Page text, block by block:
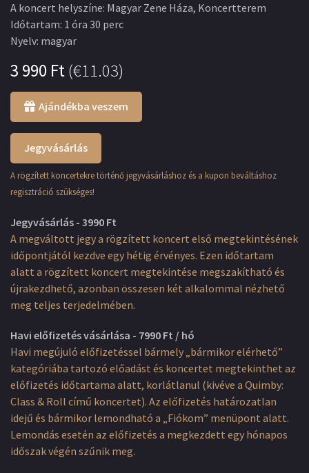
A koncert helyszíne: Magyar Zene Háza, Koncertterem
Időtartam: 1 óra 30 perc
Nyelv: magyar
3 990 Ft(€11.03)
Ajándékba veszem
Jegyvásárlás
A rögzített koncertekre történő jegyvásárláshoz és a kupon beváltáshoz
regisztráció szükséges!
Jegyvásárlás - 3990 Ft
A megváltott jegy a rögzített koncert első megtekintésének
időpontjától kezdve egy hétig érvényes. Ezen időtartam
alatt a rögzített koncert megtekintése megszakítható és
újrakezdhető, azonban összesen két alkalommal nézhető
meg teljes terjedelmében.
Havi előfizetés vásárlása - 7990 Ft / hó
Havi megújuló előfizetéssel bármely „bármikor elérhető”
kategóriába tartozó előadást és koncertet megtekinthet az
előfizetés időtartama alatt, korlátlanul (kivéve a Quimby:
Class & Roll című koncertet). Az előfizetés határozatlan
idejű és bármikor lemondható a „Fiókom” menüpont alatt.
Lemondás esetén az előfizetés a megkezdett egy hónapos
időszak végén szűnik meg.